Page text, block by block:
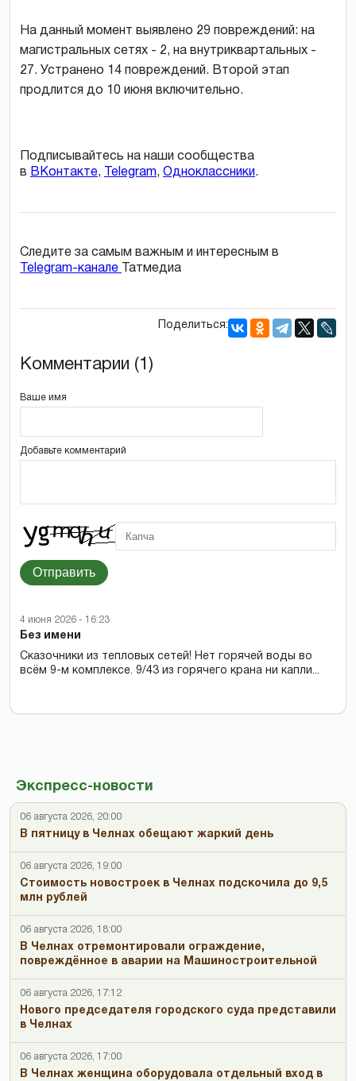
Экспресс-новости
06 августа 2026, 20:00
В пятницу в Челнах обещают жаркий день
06 августа 2026, 19:00
Стоимость новостроек в Челнах подскочила до 9,5
млн рублей
06 августа 2026, 18:00
В Челнах отремонтировали ограждение,
повреждённое в аварии на Машиностроительной
06 августа 2026, 17:12
Нового председателя городского суда представили
в Челнах
06 августа 2026, 17:00
В Челнах женщина оборудовала отдельный вход в
На данный момент выявлено 29 повреждений: на
магистральных сетях - 2, на внутриквартальных -
27. Устранено 14 повреждений. Второй этап
продлится до 10 июня включительно.
Подписывайтесь на наши сообщества
в ВКонтакте, Telegram, Одноклассники .
Следите за самым важным и интересным в
Telegram-канале
Татмедиа
Поделиться:
Комментарии (1)
Ваше имя
Добавьте комментарий
Отправить
4 июня 2026 - 16:23
Без имени
Сказочники из тепловых сетей! Нет горячей воды во
всём 9-м комплексе. 9/43 из горячего крана ни капли...